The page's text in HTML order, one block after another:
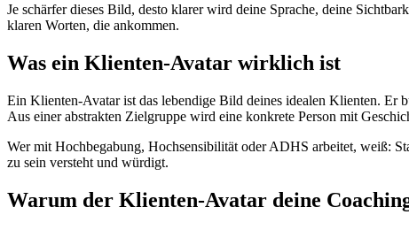
Je schärfer dieses Bild, desto klarer wird deine Sprache, deine
klaren Worten, die ankommen.
Was ein Klienten-Avatar wirklich ist
Ein Klienten-Avatar ist das lebendige Bild deines idealen Klienten. Er
Aus einer abstrakten Zielgruppe wird eine konkrete Person mit
Wer mit Hochbegabung, Hochsensibilität oder ADHS arbeitet, weiß:
zu sein versteht und würdigt.
Warum der Klienten-Avatar deine